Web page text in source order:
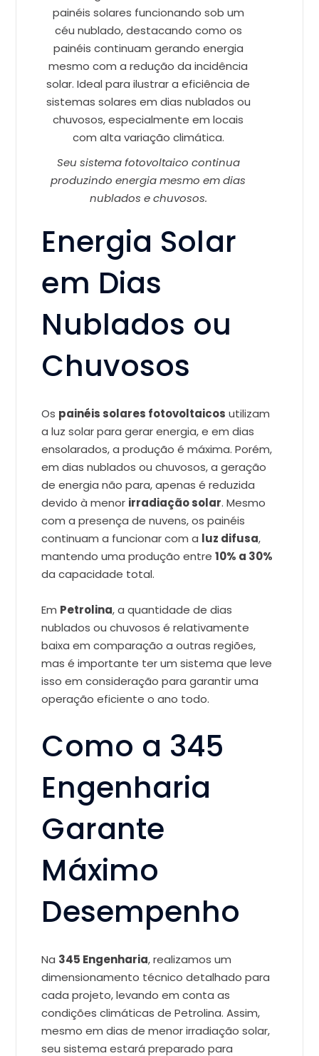
Seu sistema fotovoltaico continua
produzindo energia mesmo em dias
nublados e chuvosos.
Energia Solar
em Dias
Nublados ou
Chuvosos
Os painéis solares fotovoltaicos utilizam
a luz solar para gerar energia, e em dias
ensolarados, a produção é máxima. Porém,
em dias nublados ou chuvosos, a geração
de energia não para, apenas é reduzida
devido à menor irradiação solar. Mesmo
com a presença de nuvens, os painéis
continuam a funcionar com a luz difusa,
mantendo uma produção entre10% a 30%
da capacidade total.
Em Petrolina, a quantidade de dias
nublados ou chuvosos é relativamente
baixa em comparação a outras regiões,
mas é importante ter um sistema que leve
isso em consideração para garantir uma
operação eficiente o ano todo.
Como a 345
Engenharia
Garante
Máximo
Desempenho
Na 345 Engenharia, realizamos um
dimensionamento técnico detalhado para
cada projeto, levando em conta as
condições climáticas de Petrolina. Assim,
mesmo em dias de menor irradiação solar,
seu sistema estará preparado para